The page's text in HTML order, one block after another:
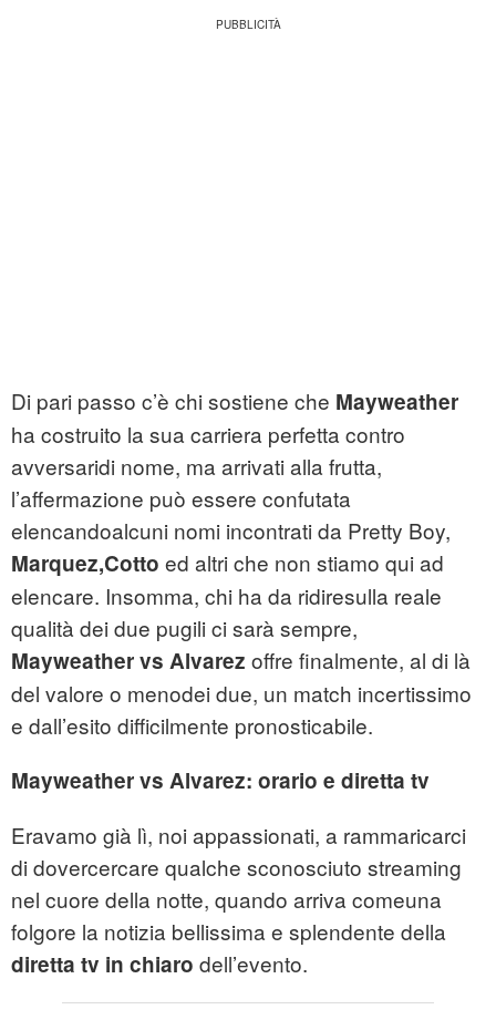
Di pari passo c’è chi sostiene che Mayweather
ha costruito la sua carriera perfetta contro
avversaridi nome, ma arrivati alla frutta,
l’affermazione può essere confutata
elencandoalcuni nomi incontrati da Pretty Boy,
Marquez,Cotto ed altri che non stiamo qui ad
elencare. Insomma, chi ha da ridiresulla reale
qualità dei due pugili ci sarà sempre,
Mayweather vs Alvarez offre finalmente, al di là
del valore o menodei due, un match incertissimo
e dall’esito difficilmente pronosticabile.
Mayweather vs Alvarez: orario e diretta tv
Eravamo già lì, noi appassionati, a rammaricarci
di dovercercare qualche sconosciuto streaming
nel cuore della notte, quando arriva comeuna
folgore la notizia bellissima e splendente della
diretta tv in chiaro dell’evento.